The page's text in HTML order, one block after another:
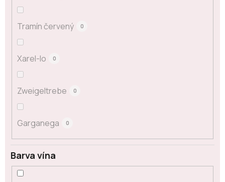
Tramín červený 0
Xarel-lo 0
Zweigeltrebe 0
Garganega 0
Barva vína